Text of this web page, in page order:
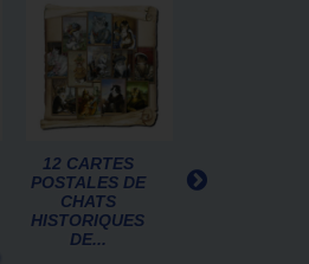
12 CARTES
POSTALES DE
CHATS
HISTORIQUES
DE...